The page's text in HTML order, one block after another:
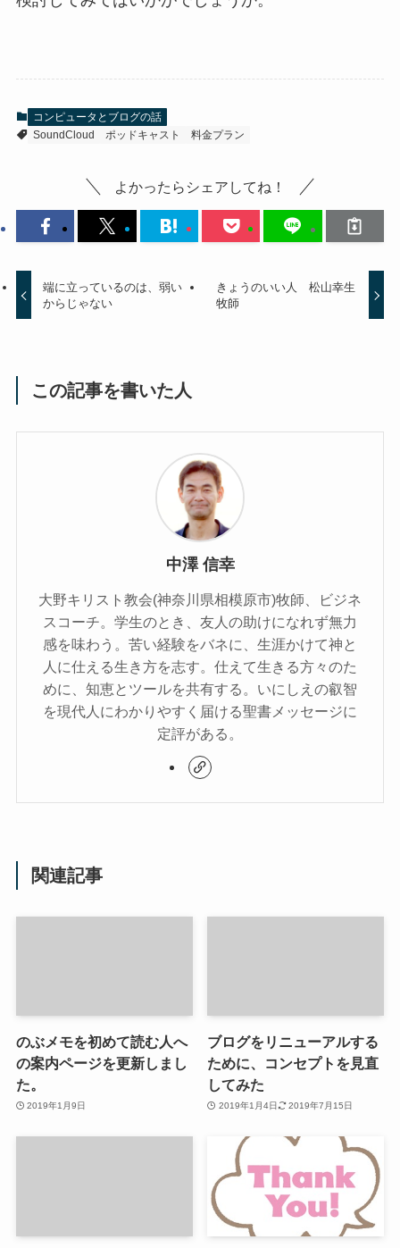
コンピュータとブログの話
SoundCloud
ポッドキャスト 料金プラン
よかったらシェアしてね！
端に立っているのは、弱い
からじゃない
きょうのいい人 松山幸生
牧師
この記事を書いた人
中澤 信幸
大野キリスト教会(神奈川県相模原市)牧師、ビジネ
スコーチ。学生のとき、友人の助けになれず無力
感を味わう。苦い経験をバネに、生涯かけて神と
人に仕える生き方を志す。仕えて生きる方々のた
めに、知恵とツールを共有する。いにしえの叡智
を現代人にわかりやすく届ける聖書メッセージに
定評がある。
関連記事
のぶメモを初めて読む人へ
の案内ページを更新しまし
た。
2019年1月9日
ブログをリニューアルする
ために、コンセプトを見直
してみた
2019年1月4日 2019年7月15日